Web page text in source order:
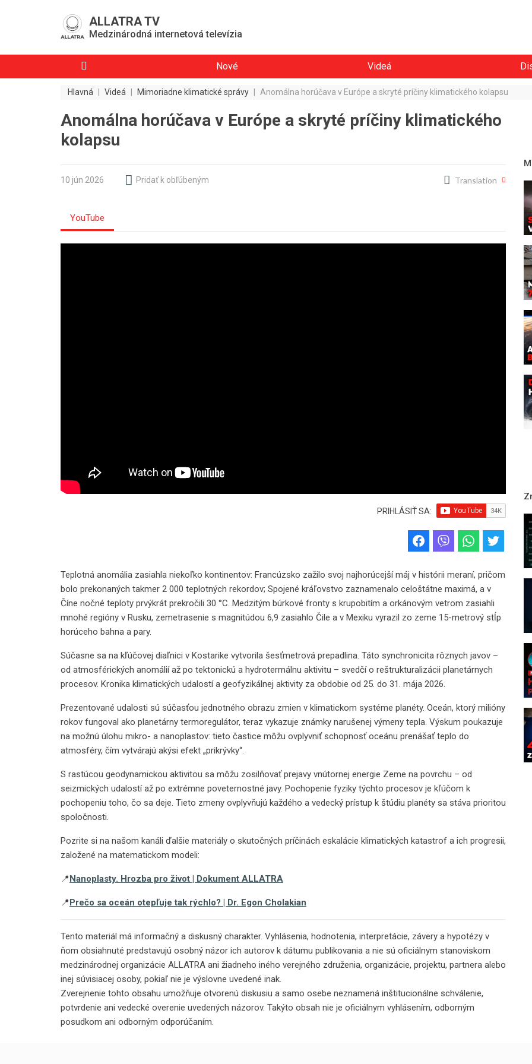
ALLATRA TV
Medzinárodná internetová televízia
Nové Videá
Hlavná Videá Mimoriadne klimatické správy Anomálna horúčava v Európe a skryté príčiny klimatického kolapsu
Anomálna horúčava v Európe a skryté príčiny klimatického
kolapsu
10 jún 2026 Pridať k obľúbeným Translation
YouTube
PRIHLÁSIŤ SA:
Teplotná anomália zasiahla niekoľko kontinentov: Francúzsko zažilo svoj najhorúcejší máj v histórii meraní, pričom
bolo prekonaných takmer 2 000 teplotných rekordov; Spojené kráľovstvo zaznamenalo celoštátne maximá, a v
Číne nočné teploty prvýkrát prekročili 30 °C. Medzitým búrkové fronty s krupobitím a orkánovým vetrom zasiahli
mnohé regióny v Rusku, zemetrasenie s magnitúdou 6,9 zasiahlo Čile a v Mexiku vyrazil zo zeme 15-metrový stĺp
horúceho bahna a pary.
Súčasne sa na kľúčovej diaľnici v Kostarike vytvorila šesťmetrová prepadlina. Táto synchronicita rôznych javov –
od atmosférických anomálií až po tektonickú a hydrotermálnu aktivitu – svedčí o reštrukturalizácii planetárnych
procesov. Kronika klimatických udalostí a geofyzikálnej aktivity za obdobie od 25. do 31. mája 2026.
Prezentované udalosti sú súčasťou jednotného obrazu zmien v klimatickom systéme planéty. Oceán, ktorý milióny
rokov fungoval ako planetárny termoregulátor, teraz vykazuje známky narušenej výmeny tepla. Výskum poukazuje
na možnú úlohu mikro- a nanoplastov: tieto častice môžu ovplyvniť schopnosť oceánu prenášať teplo do
atmosféry, čím vytvárajú akýsi efekt „prikrývky“.
S rastúcou geodynamickou aktivitou sa môžu zosilňovať prejavy vnútornej energie Zeme na povrchu – od
seizmických udalostí až po extrémne poveternostné javy. Pochopenie fyziky týchto procesov je kľúčom k
pochopeniu toho, čo sa deje. Tieto zmeny ovplyvňujú každého a vedecký prístup k štúdiu planéty sa stáva prioritou
spoločnosti.
Pozrite si na našom kanáli ďalšie materiály o skutočných príčinách eskalácie klimatických katastrof a ich progresii,
založené na matematickom modeli:
📍Nanoplasty. Hrozba pro život | Dokument ALLATRA
📍Prečo sa oceán otepľuje tak rýchlo? | Dr. Egon Cholakian
Tento materiál má informačný a diskusný charakter. Vyhlásenia, hodnotenia, interpretácie, závery a hypotézy v
ňom obsiahnuté predstavujú osobný názor ich autorov k dátumu publikovania a nie sú oficiálnym stanoviskom
medzinárodnej organizácie ALLATRA ani žiadneho iného verejného združenia, organizácie, projektu, partnera alebo
inej súvisiacej osoby, pokiaľ nie je výslovne uvedené inak.
Zverejnenie tohto obsahu umožňuje otvorenú diskusiu a samo osebe neznamená inštitucionálne schválenie,
potvrdenie ani vedecké overenie uvedených názorov. Takýto obsah nie je oficiálnym vyhlásením, odborným
posudkom ani odborným odporúčaním.